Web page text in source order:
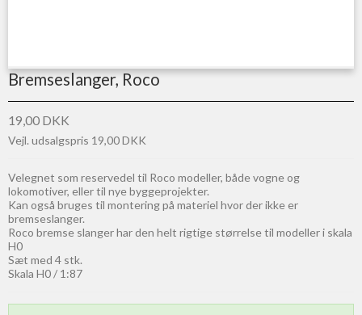
Bremseslanger, Roco
19,00 DKK
Vejl. udsalgspris 19,00 DKK
Velegnet som reservedel til Roco modeller, både vogne og
lokomotiver, eller til nye byggeprojekter.
Kan også bruges til montering på materiel hvor der ikke er
bremseslanger.
Roco bremse slanger har den helt rigtige størrelse til modeller i skala
H0
Sæt med 4 stk.
Skala H0 / 1:87